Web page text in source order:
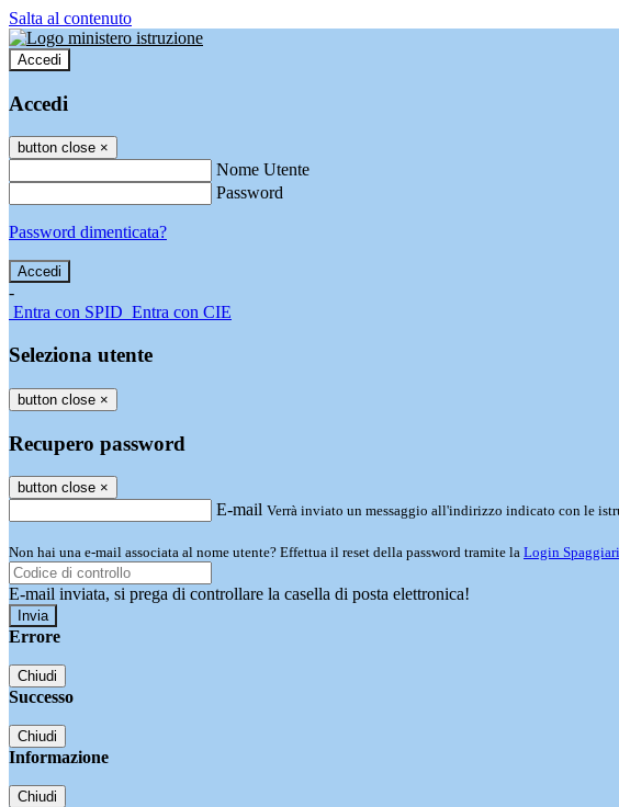
Salta al contenuto
Accedi
Accedi
button close ×
Nome Utente
Password
Password dimenticata?
-
Entra con SPID Entra con CIE
Seleziona utente
button close ×
Recupero password
button close ×
E-mail Verrà inviato un messaggio all'indirizzo indicato con le
Non hai una e-mail associata al nome utente? Effettua il reset della password tramite la Login Spaggiari
E-mail inviata, si prega di controllare la casella di posta elettronica!
Errore
Chiudi
Successo
Chiudi
Informazione
Chiudi